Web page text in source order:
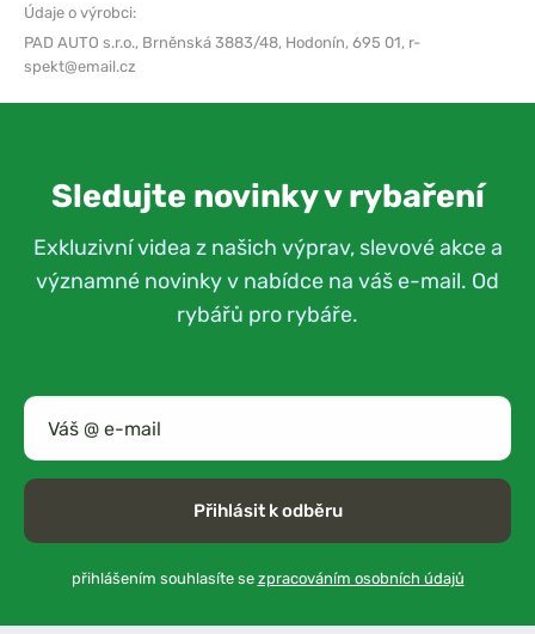
Údaje o výrobci:
PAD AUTO s.r.o., Brněnská 3883/48, Hodonín, 695 01, r-
spekt@email.cz
Sledujte novinky v rybaření
Exkluzivní videa z našich výprav, slevové akce a
významné novinky v nabídce na váš e-mail. Od
rybářů pro rybáře.
Přihlásit k odběru
přihlášením souhlasíte se zpracováním osobních údajů